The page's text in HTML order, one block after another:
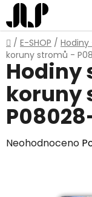
Přejít
na
obsah
Domů
/ E-SHOP /
koruny stromů -
Hodiny
koruny
Průměrné
Neohodnoceno